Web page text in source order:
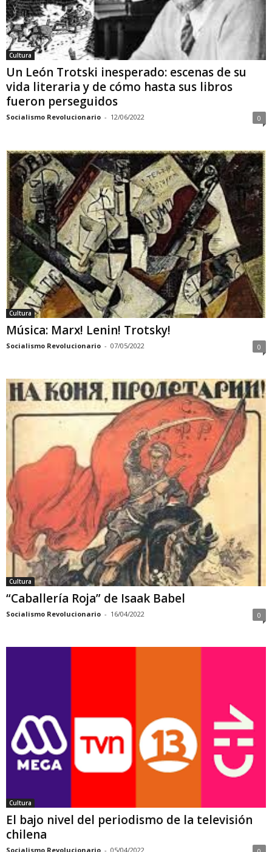
Cultura
Un León Trotski inesperado: escenas de su
vida literaria y de cómo hasta sus libros
fueron perseguidos
Socialismo Revolucionario - 12/06/2022 0
Cultura
Música: Marx! Lenin! Trotsky!
Socialismo Revolucionario - 07/05/2022 0
Cultura
“Caballería Roja” de Isaak Babel
Socialismo Revolucionario - 16/04/2022 0
Cultura
El bajo nivel del periodismo de la televisión
chilena
Socialismo Revolucionario - 05/04/2022